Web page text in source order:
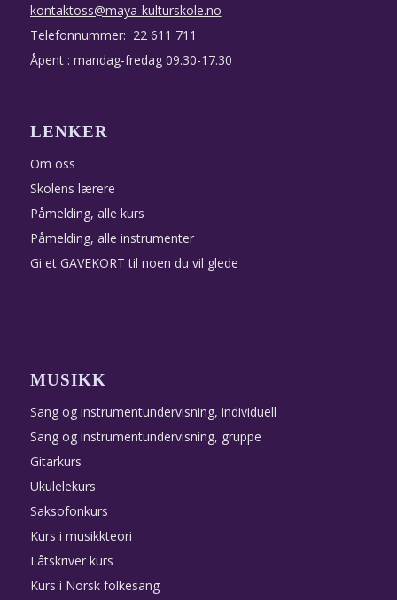
kontaktoss@maya-kulturskole.no
Telefonnummer: 22 611 711
Åpent : mandag-fredag 09.30-17.30
LENKER
Om oss
Skolens lærere
Påmelding, alle kurs
Påmelding, alle instrumenter
Gi et GAVEKORT til noen du vil glede
MUSIKK
Sang og instrumentundervisning, individuell
Sang og instrumentundervisning, gruppe
Gitarkurs
Ukulelekurs
Saksofonkurs
Kurs i musikkteori
Låtskriver kurs
Kurs i Norsk folkesang